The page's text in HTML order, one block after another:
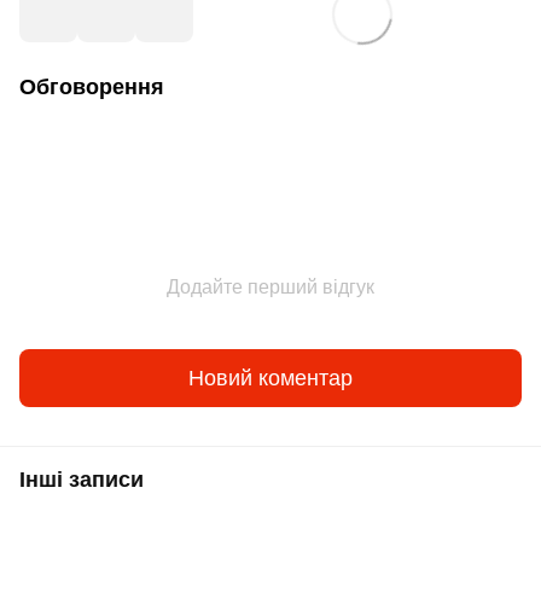
Обговорення
Додайте перший відгук
Новий коментар
Інші записи